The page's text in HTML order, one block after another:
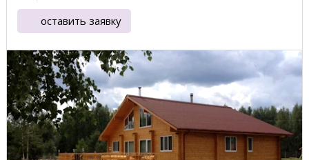
оставить заявку